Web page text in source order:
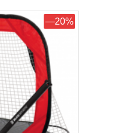
—20%